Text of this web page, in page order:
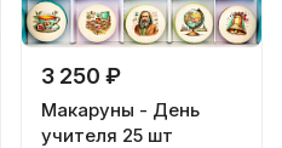
3 250 ₽
Макаруны - День
учителя 25 шт